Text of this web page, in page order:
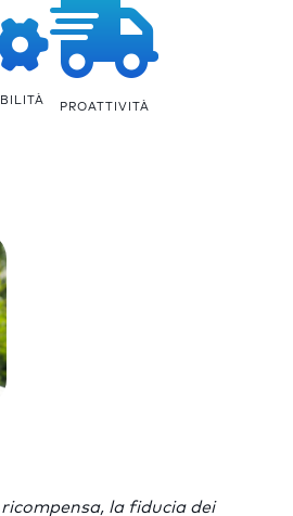
PROATTIVITÀ
la fiducia dei